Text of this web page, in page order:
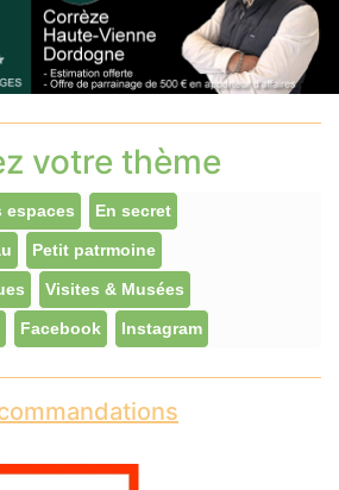
votre thème
espaces En secret
Petit patrmoine
Visites & Musées
Facebook Instagram